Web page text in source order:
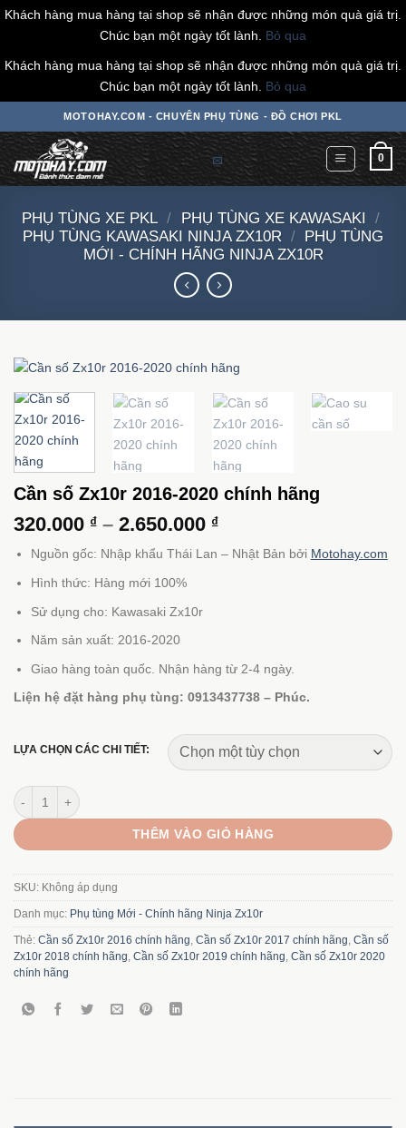
Khách hàng mua hàng tại shop sẽ nhận được những món quà giá trị.
Chúc bạn một ngày tốt lành. Bỏ qua
Khách hàng mua hàng tại shop sẽ nhận được những món quà giá trị.
Chúc bạn một ngày tốt lành. Bỏ qua
đến
dung
MOTOHAY.COM - CHUYÊN PHỤ TÙNG - ĐỒ CHƠI PKL
0
PHỤ TÙNG XE PKL / PHỤ TÙNG XE KAWASAKI /
PHỤ TÙNG KAWASAKI NINJA ZX10R / PHỤ TÙNG
MỚI - CHÍNH HÃNG NINJA ZX10R
Cần số Zx10r 2016-2020 chính hãng
320.000 ₫ – 2.650.000 ₫Khoảng
từ
Nguồn gốc: Nhập khẩu Thái Lan – Nhật Bản bởi Motohay.com
Hình thức: Hàng mới 100%
Sử dụng cho: Kawasaki Zx10r
Năm sản xuất: 2016-2020
Giao hàng toàn quốc. Nhận hàng từ 2-4 ngày.
Liện hệ đặt hàng phụ tùng: 0913437738 – Phúc.
LỰA CHỌN CÁC CHI TIẾT:
Cần số Zx10r 2016-2020 chính hãng số lượng
THÊM VÀO GIỎ HÀNG
SKU: Không áp dụng
Danh mục: Phụ tùng Mới - Chính hãng Ninja Zx10r
Thẻ: Cần số Zx10r 2016 chính hãng Cần số Zx10r 2017 chính hãng Cần số
Zx10r 2018 chính hãng Cần số Zx10r 2019 chính hãng Cần số Zx10r 2020
chính hãng